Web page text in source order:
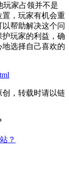
家占领并不是
，玩家有机会重
帮助解决这个问
玩家的利益，确
选择自己喜欢的
，转载时请以链
？